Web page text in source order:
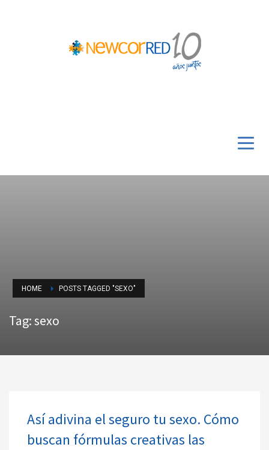
HOME POSTS TAGGED "SEXO"
Tag: sexo
Así adivina el seguro tu sexo. Cómo
buscan fórmulas creativas las